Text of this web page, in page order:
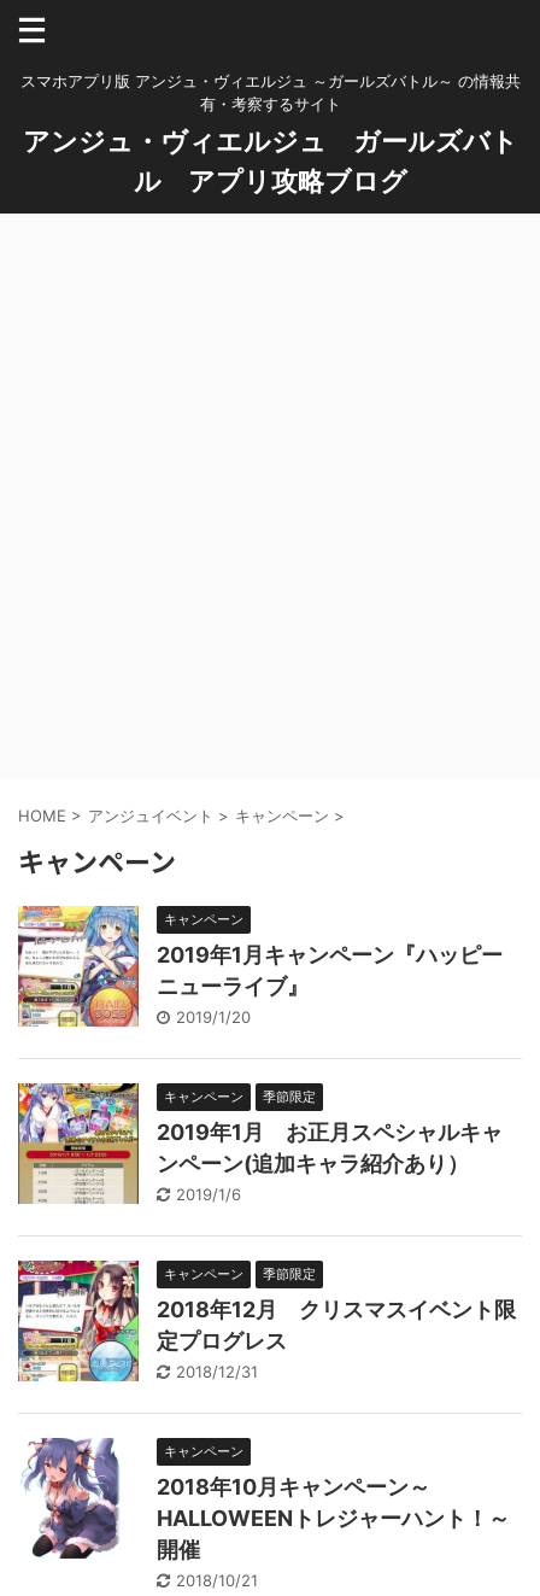
スマホアプリ版 アンジュ・ヴィエルジュ ～ガールズバトル～ の情報共
有・考察するサイト
アンジュ・ヴィエルジュ ガールズバト
ル アプリ攻略ブログ
HOME > アンジュイベント > キャンペーン >
キャンペーン
キャンペーン
2019年1月キャンペーン『ハッピー
ニューライブ』
2019/1/20
キャンペーン 季節限定
2019年1月 お正月スペシャルキャ
ンペーン(追加キャラ紹介あり）
2019/1/6
キャンペーン 季節限定
2018年12月 クリスマスイベント限
定プログレス
2018/12/31
キャンペーン
2018年10月キャンペーン～
HALLOWEENトレジャーハント！～
開催
2018/10/21